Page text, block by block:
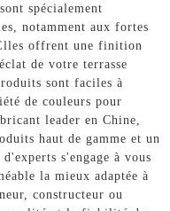
spécialement
notamment aux fortes
offrent une finition
de votre terrasse
sont faciles à
de couleurs pour
leader en Chine,
haut de gamme et un
s'engage à vous
la mieux adaptée à
constructeur ou